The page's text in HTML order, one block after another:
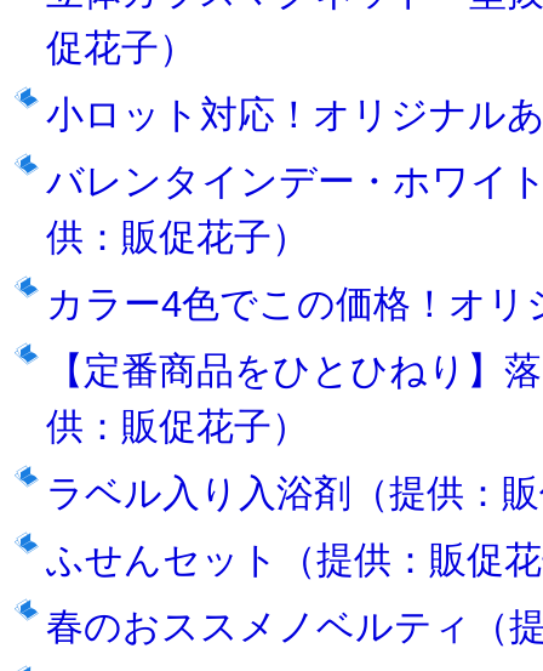
促花子）
小ロット対応！オリジナル
バレンタインデー・ホワイ
供：販促花子）
カラー4色でこの価格！オ
【定番商品をひとひねり】
供：販促花子）
ラベル入り入浴剤（提供：
ふせんセット（提供：販促
春のおススメノベルティ（